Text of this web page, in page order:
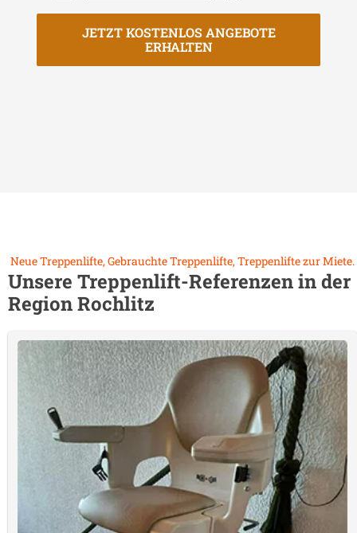
JETZT KOSTENLOS ANGEBOTE
ERHALTEN
Neue Treppenlifte, Gebrauchte Treppenlifte, Treppenlifte zur Miete.
Unsere Treppenlift-Referenzen in der
RegionRochlitz